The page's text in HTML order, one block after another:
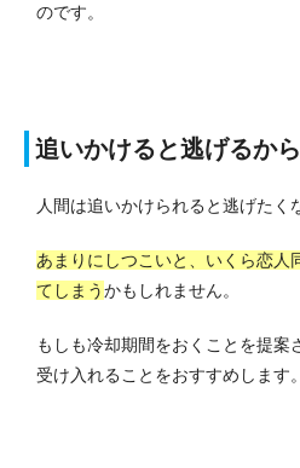
のです。
追いかけると逃げるから
人間は追いかけられると逃げたく
あまりにしつこいと、いくら恋人
てしまうかもしれません。
もしも冷却期間をおくことを提案
受け入れることをおすすめします。